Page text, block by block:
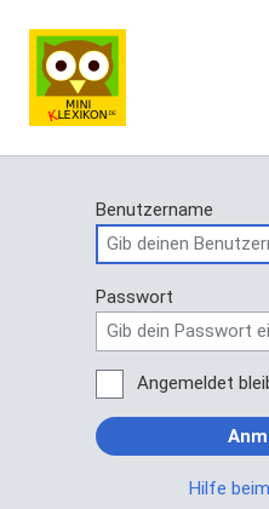
Benutzername
Passwort
Angemeldet
Hilfe